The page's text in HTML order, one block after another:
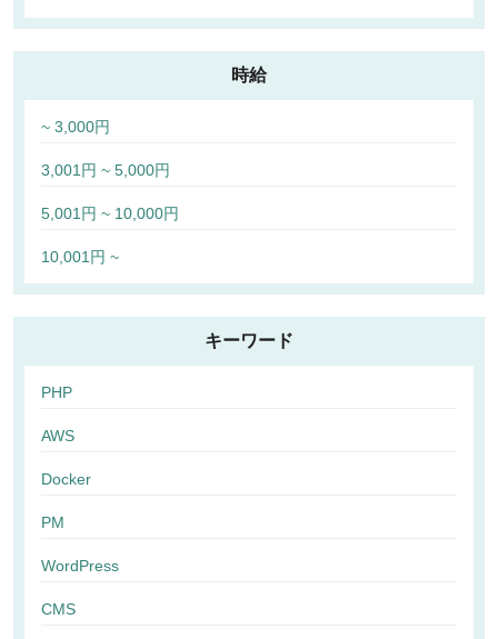
時給
~ 3,000円
3,001円 ~ 5,000円
5,001円 ~ 10,000円
10,001円 ~
キーワード
PHP
AWS
Docker
PM
WordPress
CMS